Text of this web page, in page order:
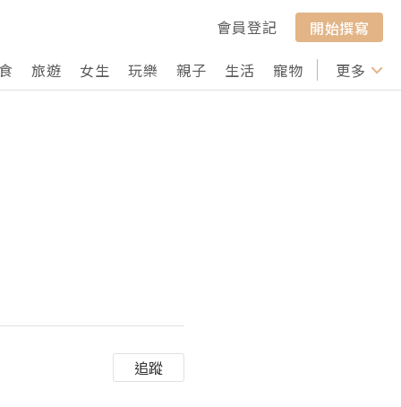
會員登記
開始撰寫
旅遊 女生 玩樂 親子 生活 寵物 行山 打卡
更多
追蹤